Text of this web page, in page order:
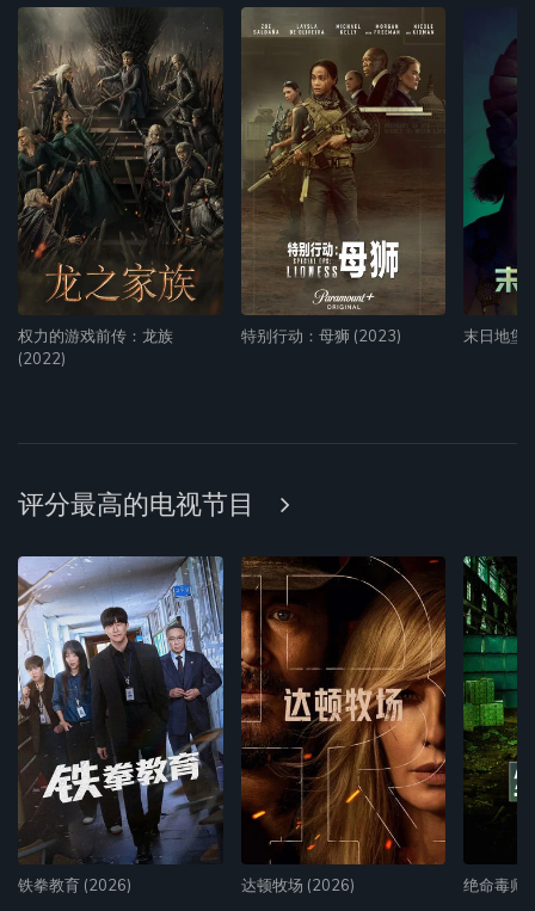
权力的游戏前传：龙族
(2022)
特别行动：母狮 (2023) 末日地堡
评分最高的电视节目
铁拳教育 (2026) 达顿牧场 (2026) 绝命毒师